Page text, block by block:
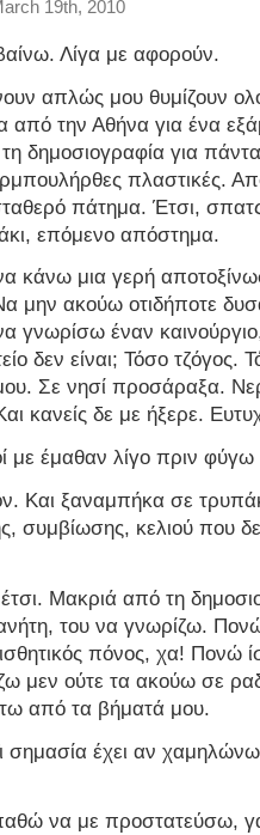
19th, 2010
Λίγα με αφορούν.
απλώς μου θυμίζουν
από την Αθήνα για ένα
δημοσιογραφία για
πλαστικές.
πάτημα. Έτσι,
επόμενο απόστημα.
κάνω μια γερή
μην ακούω οτιδήποτε
γνωρίσω έναν
δεν είναι; Τόσο τζόγος.
Σε νησί προσάραξα.
κανείς δε με ήξερε.
με έμαθαν λίγο πριν
Και ξαναμπήκα σε
συμβίωσης, κελιού που
Μακριά από τη
του να γνωρίζω.
πόνος, χα! Πονώ
μεν ούτε τα ακούω σε
από τα βήματά μου.
σημασία έχει αν
να με προστατεύσω,